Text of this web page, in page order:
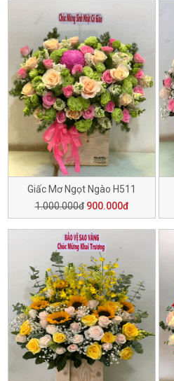
Giấc Mơ Ngọt Ngào H511
1.000.000đ 900.000đ